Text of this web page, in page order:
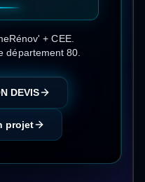
+ CEE.
département80.
DEVIS
projet